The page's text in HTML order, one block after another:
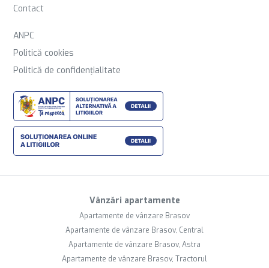
Contact
ANPC
Politică cookies
Politică de confidențialitate
Vânzări apartamente
Apartamente de vânzare Brasov
Apartamente de vânzare Brasov, Central
Apartamente de vânzare Brasov, Astra
Apartamente de vânzare Brasov, Tractorul